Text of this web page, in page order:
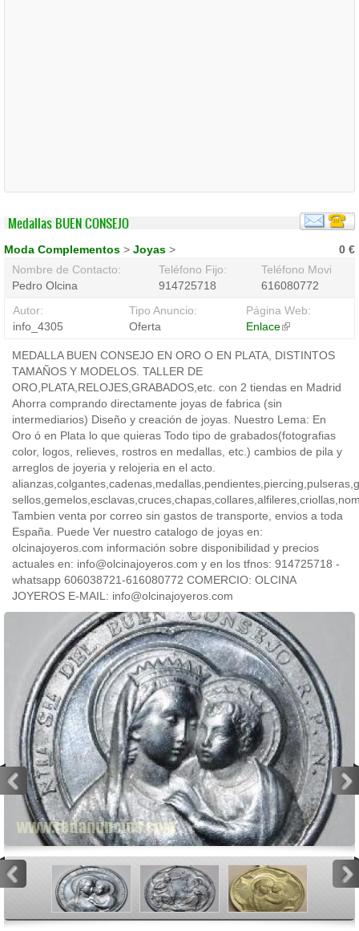
Medallas BUEN CONSEJO
0 €
Moda Complementos > Joyas >
Nombre de Contacto:
Pedro Olcina
Teléfono Fijo:
914725718
Teléfono Movil:
616080772
Autor:
info_4305
Tipo Anuncio:
Oferta
Página Web:
Enlace(link
external)
MEDALLA BUEN CONSEJO EN ORO O EN PLATA, DISTINTOS
TAMAÑOS Y MODELOS. TALLER DE
ORO,PLATA,RELOJES,GRABADOS,etc. con 2 tiendas en Madrid
Ahorra comprando directamente joyas de fabrica (sin
intermediarios) Diseño y creación de joyas. Nuestro Lema: En
Oro ó en Plata lo que quieras Todo tipo de grabados(fotografias
color, logos, relieves, rostros en medallas, etc.) cambios de pila y
arreglos de joyeria y relojeria en el acto.
Tambien venta por correo sin gastos de transporte, envios a toda
España. Puede Ver nuestro catalogo de joyas en:
olcinajoyeros.com información sobre disponibilidad y precios
actuales en: info@olcinajoyeros.com y en los tfnos: 914725718 -
whatsapp 606038721-616080772 COMERCIO: OLCINA
JOYEROS E-MAIL: info@olcinajoyeros.com